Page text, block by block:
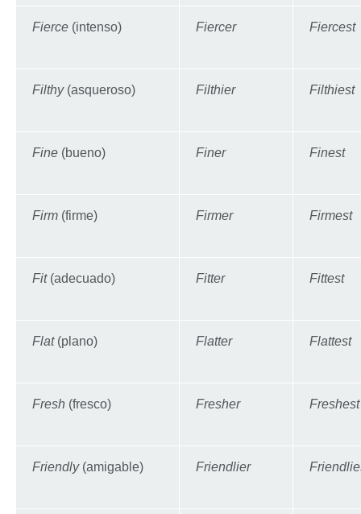
Fierce (intenso) Fiercer Fiercest
Filthy (asqueroso) Filthier Filthiest
Fine (bueno) Finer Finest
Firm (firme) Firmer Firmest
Fit (adecuado) Fitter Fittest
Flat (plano) Flatter Flattest
Fresh (fresco) Fresher Freshest
Friendly (amigable) Friendlier